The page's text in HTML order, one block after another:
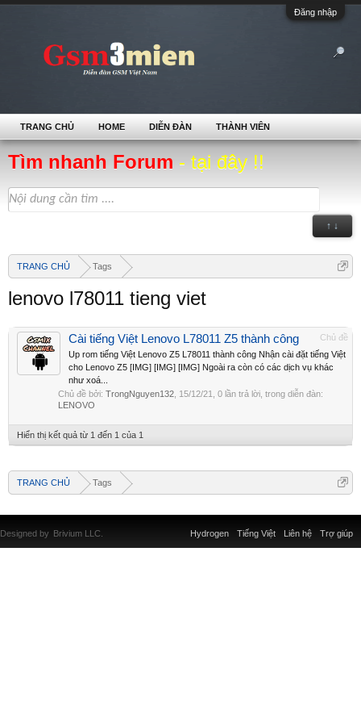
Đăng nhập
Tìm nhanh Forum - tại đây !!
↑ ↓
TRANG CHỦ Tags
lenovo l78011 tieng viet
Chủ đề
Cài tiếng Việt Lenovo L78011 Z5 thành công
Up rom tiếng Việt Lenovo Z5 L78011 thành công Nhận cài đặt tiếng Việt
cho Lenovo Z5 [IMG] [IMG] [IMG] Ngoài ra còn có các dịch vụ khác
như xoá...
Chủ đề bởi: TrongNguyen132 15/12/21
, 0 lần trả lời, trong diễn đàn:
LENOVO
Hiển thị kết quả từ 1 đến 1 của 1
TRANG CHỦ Tags
TRANG CHỦ HOME DIỄN ĐÀN THÀNH VIÊN
Liên hệ Trợ giúp
Hydrogen Tiếng Việt
Designed by Brivium LLC.